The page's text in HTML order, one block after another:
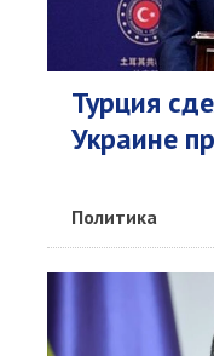
Турция
Украине
Политика